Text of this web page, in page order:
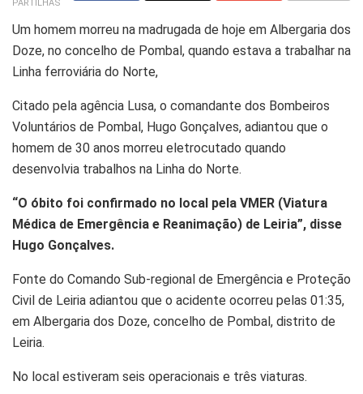
PARTILHAS
Um homem morreu na madrugada de hoje em Albergaria dos
Doze, no concelho de Pombal, quando estava a trabalhar na
Linha ferroviária do Norte,
Citado pela agência Lusa, o comandante dos Bombeiros
Voluntários de Pombal, Hugo Gonçalves, adiantou que o
homem de 30 anos morreu eletrocutado quando
desenvolvia trabalhos na Linha do Norte.
“O óbito foi confirmado no local pela VMER (Viatura
Médica de Emergência e Reanimação) de Leiria”, disse
Hugo Gonçalves.
Fonte do Comando Sub-regional de Emergência e Proteção
Civil de Leiria adiantou que o acidente ocorreu pelas 01:35,
em Albergaria dos Doze, concelho de Pombal, distrito de
Leiria.
No local estiveram seis operacionais e três viaturas.